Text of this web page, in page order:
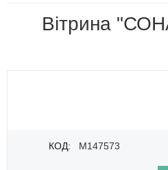
Вітрина
КОД: M147573